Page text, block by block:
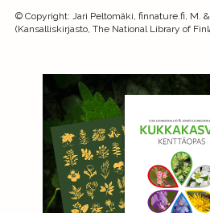
© Copyright: Jari Peltomäki, finnature.fi, M.
(Kansalliskirjasto, The National Library of